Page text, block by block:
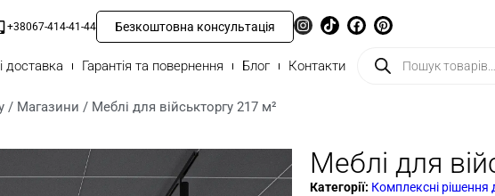
+38067-414-41-44 Безкоштовна консультація
доставка Гарантія та повернення Блог Контакти
/ Магазини / Меблі для військторгу 217 м²
Меблі для
Категорії: Комплексні рішення